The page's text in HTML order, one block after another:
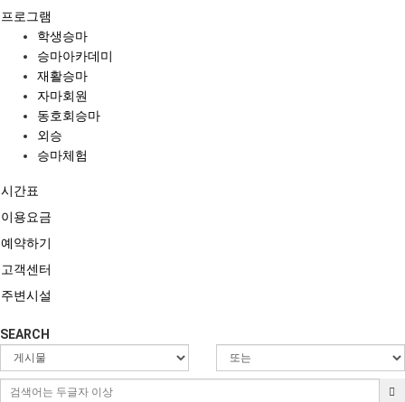
프로그램
학생승마
승마아카데미
재활승마
자마회원
동호회승마
외승
승마체험
시간표
이용요금
예약하기
고객센터
주변시설
SEARCH